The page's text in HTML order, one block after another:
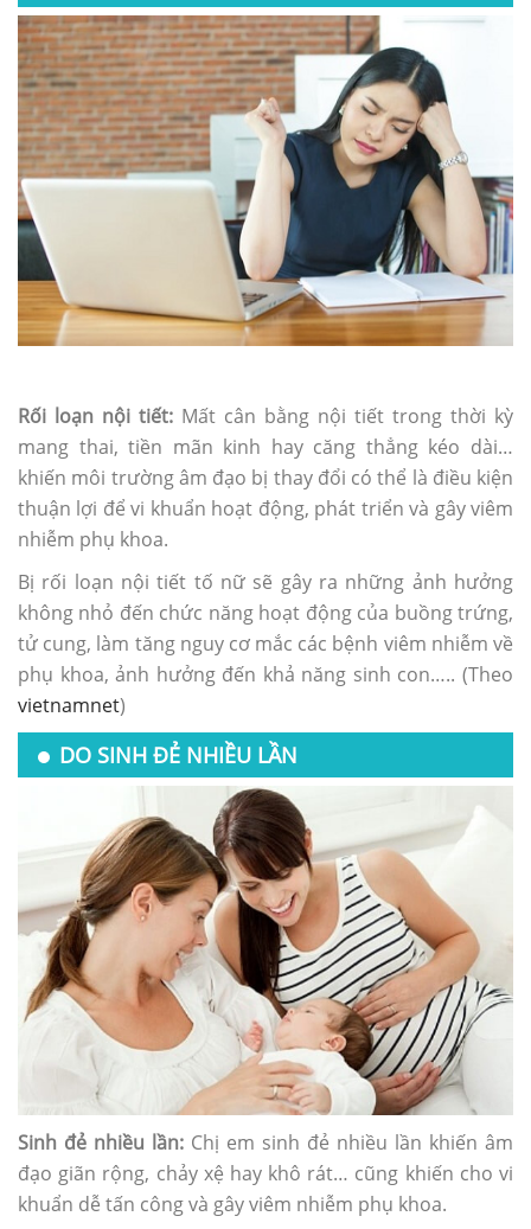
Rối loạn nội tiết: Mất cân bằng nội tiết trong thời kỳ
mang thai, tiền mãn kinh hay căng thẳng kéo dài…
khiến môi trường âm đạo bị thay đổi có thể là điều kiện
thuận lợi để vi khuẩn hoạt động, phát triển và gây viêm
nhiễm phụ khoa.
Bị rối loạn nội tiết tố nữ sẽ gây ra những ảnh hưởng
không nhỏ đến chức năng hoạt động của buồng trứng,
tử cung, làm tăng nguy cơ mắc các bệnh viêm nhiễm về
phụ khoa, ảnh hưởng đến khả năng sinh con….. (Theo
vietnamnet)
DO SINH ĐẺ NHIỀU LẦN
Sinh đẻ nhiều lần: Chị em sinh đẻ nhiều lần khiến âm
đạo giãn rộng, chảy xệ hay khô rát… cũng khiến cho vi
khuẩn dễ tấn công và gây viêm nhiễm phụ khoa.